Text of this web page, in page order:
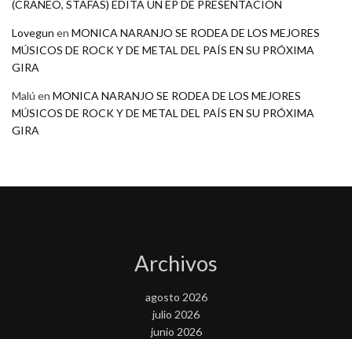
(CRANEO, STAFAS) EDITA UN EP DE PRESENTACION
Lovegun en MONICA NARANJO SE RODEA DE LOS MEJORES
MÚSICOS DE ROCK Y DE METAL DEL PAÍS EN SU PRÓXIMA
GIRA
Malú en MONICA NARANJO SE RODEA DE LOS MEJORES
MÚSICOS DE ROCK Y DE METAL DEL PAÍS EN SU PRÓXIMA
GIRA
Archivos
agosto 2026
julio 2026
junio 2026